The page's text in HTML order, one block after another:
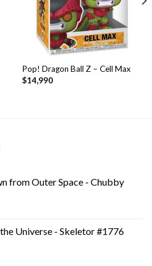
Pop! Dragon Ball Z – Cell Max
$14,990
from Outer Space - Chubby
Universe - Skeletor #1776